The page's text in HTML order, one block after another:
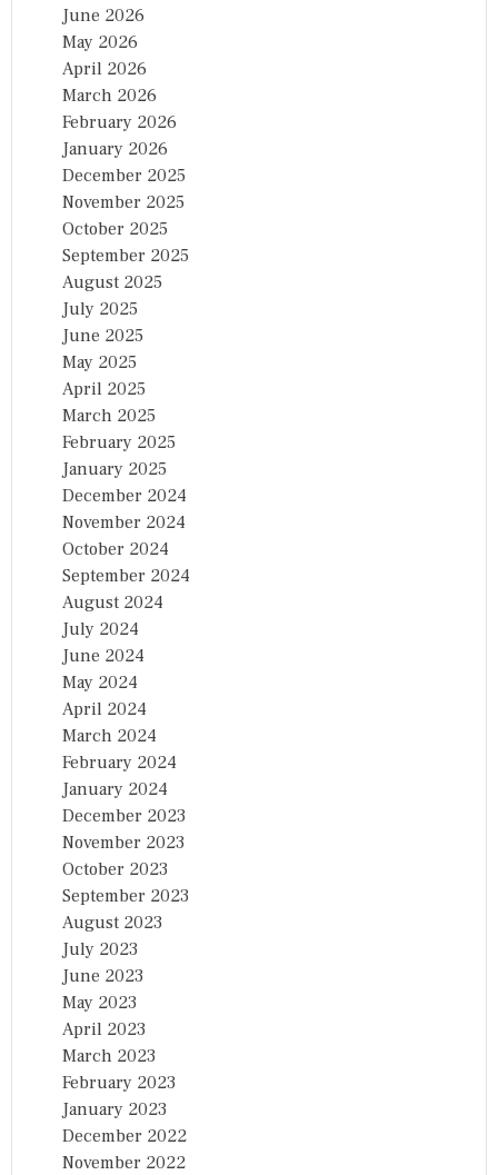
June 2026
May 2026
April 2026
March 2026
February 2026
January 2026
December 2025
November 2025
October 2025
September 2025
August 2025
July 2025
June 2025
May 2025
April 2025
March 2025
February 2025
January 2025
December 2024
November 2024
October 2024
September 2024
August 2024
July 2024
June 2024
May 2024
April 2024
March 2024
February 2024
January 2024
December 2023
November 2023
October 2023
September 2023
August 2023
July 2023
June 2023
May 2023
April 2023
March 2023
February 2023
January 2023
December 2022
November 2022